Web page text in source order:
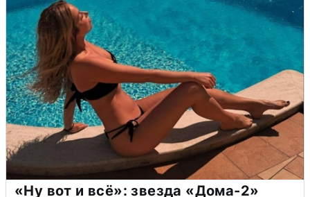
«Ну вот и всё»: звезда «Дома-2»